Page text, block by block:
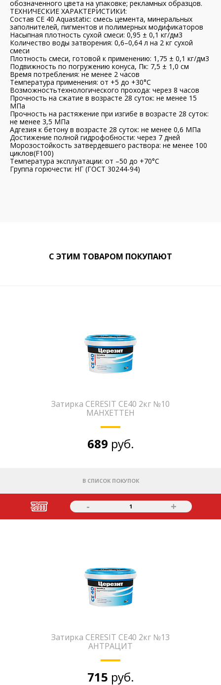
обозначенного цвета на упаковке; рекламных образцов.
ТЕХНИЧЕСКИЕ ХАРАКТЕРИСТИКИ:
Состав CE 40 Aquastatic: смесь цемента, минеральных
заполнителей, пигментов и полимерных модификаторов
Насыпная плотность сухой смеси: 0,95 ± 0,1 кг/дм3
Количество воды затворения: 0,6–0,64 л на 2 кг сухой
смеси
Плотность смеси, готовой к применению: 1,75 ± 0,1 кг/дм3
Подвижность по погружению конуса, Пк: 7,5 ± 1,0 см
Время потребления: не менее 2 часов
Температура применения: от +5 до +30°C
Возможностьтехнологического прохода: через 8 часов
Прочность на сжатие в возрасте 28 суток: не менее 15
МПа
Прочность на растяжение при изгибе в возрасте 28 суток:
не менее 3,5 МПа
Адгезия к бетону в возрасте 28 суток: не менее 0,6 МПа
Достижение полной гидрофобности: через 7 дней
Морозостойкость затвердевшего раствора: не менее 100
циклов(F100)
Температура эксплуатации: от –50 до +70°C
Группа горючести: НГ (ГОСТ 30244-94)
С ЭТИМ ТОВАРОМ ПОКУПАЮТ
Затирка CERESIT CE40 2кг №10
МАНХЕТТЕН
689 руб.
В СПИСОК ПОКУПОК
- 1 +
Затирка CERESIT CE40 2кг №13
АНТРАЦИТ
715 руб.